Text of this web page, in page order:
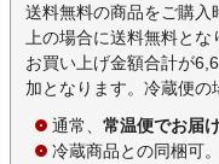
送料無料の商品をご購入
上の場合に送料無料と
お買い上げ金額合計が
加となります。冷蔵便の
通常、 常温便でお届
冷蔵商品との同梱可